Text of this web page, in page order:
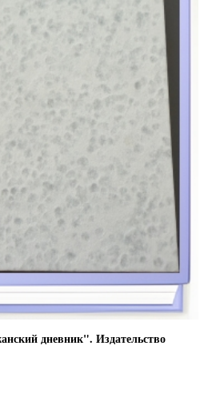
дневник". Издательство